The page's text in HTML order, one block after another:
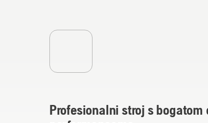
Profesionalni stroj s